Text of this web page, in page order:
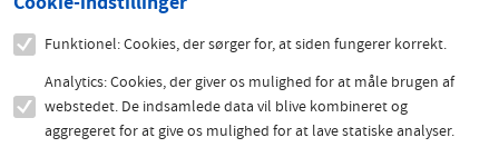
Funktionel: Cookies, der sørger for, at siden fungerer korrekt.
Analytics: Cookies, der giver os mulighed for at måle brugen af
webstedet. De indsamlede data vil blive kombineret og
aggregeret for at give os mulighed for at lave statiske analyser.